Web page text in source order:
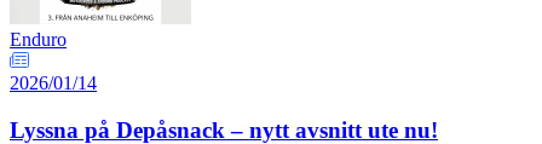
Enduro
2026/01/14
Lyssna på Depåsnack – nytt avsnitt ute nu!